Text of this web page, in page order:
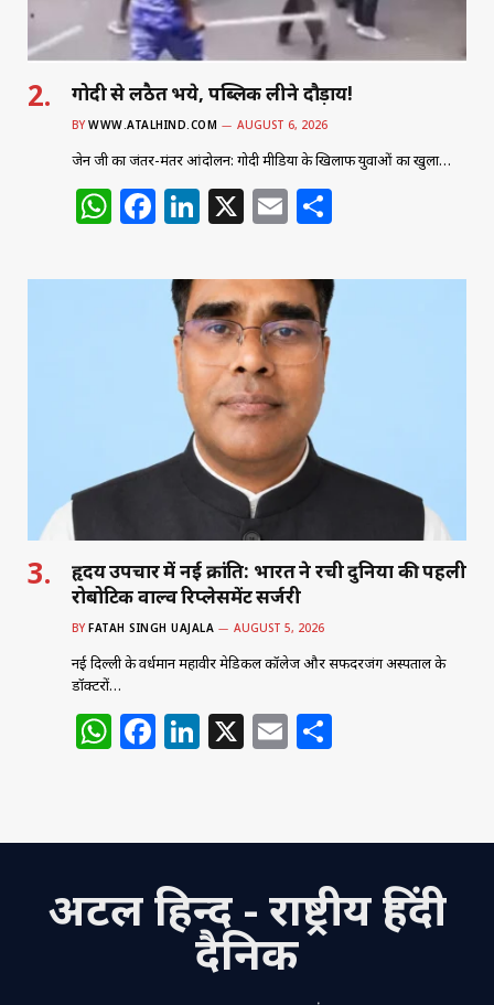
गोदी से लठैत भये, पब्लिक लीने दौड़ाय!
BY WWW.ATALHIND.COM AUGUST 6, 2026
जेन जी का जंतर-मंतर आंदोलन: गोदी मीडिया के खिलाफ युवाओं का खुला…
W
at
F
c
e
b
o
k
Li
k
e
dI
n
X E
ai
l
ar
e
हृदय उपचार में नई क्रांति: भारत ने रची दुनिया की पहली
रोबोटिक वाल्व रिप्लेसमेंट सर्जरी
BY FATAH SINGH UAJALA AUGUST 5, 2026
नई दिल्ली के वर्धमान महावीर मेडिकल कॉलेज और सफदरजंग अस्पताल के
डॉक्टरों…
W
h
s
p
p
F
a
e
o
o
Li
n
e
n
X E
m
l e
अटल हिन्द - राष्ट्रीय हिंदी
दैनिक